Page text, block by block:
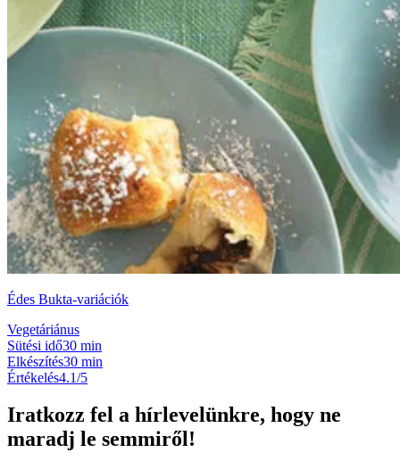
Édes Bukta-variációk
Vegetáriánus
Sütési idő30 min
Elkészítés30 min
Értékelés4.1/5
Iratkozz fel a hírlevelünkre, hogy ne
maradj le semmiről!